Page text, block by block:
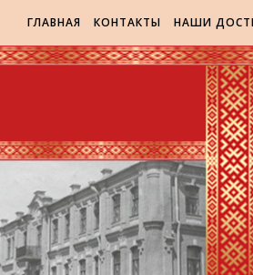
ГЛАВНАЯ КОНТАКТЫ НАШИ